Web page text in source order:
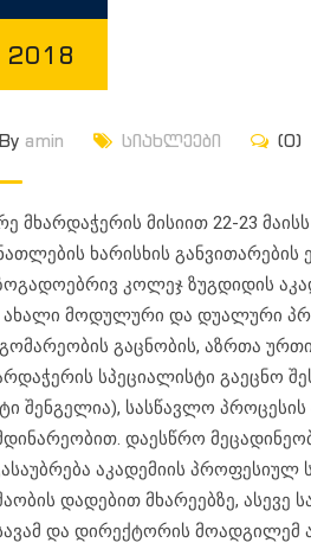
2018
By amin სიახლეები (0)
მხარდაჭერის მისიით 22-23
ხარისხის განვითარების
კოლეჯ ზუგდიდის
მოდულური და დუალური
გაცნობის, აზრთა
სპეციალისტი გაეცნო
შენგელია), სასწავლო
დაესწრო
აკადემიის პროფესიულ
დადებით მხარეებზე, ასევე
და დირექტორის მოადგილემ